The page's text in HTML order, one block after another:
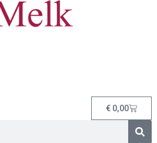
€ 0,00